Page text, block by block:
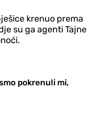
krenuo prema
su ga agenti Tajne
pokrenuli mi,